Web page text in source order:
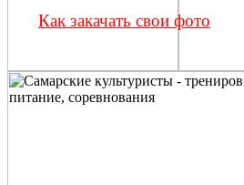
Как закачать свои фото